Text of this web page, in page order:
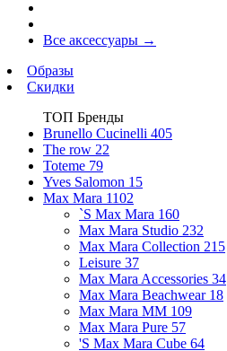
Все аксессуары →
Образы
Скидки
ТОП Бренды
Brunello Cucinelli 405
The row 22
Toteme 79
Yves Salomon 15
Max Mara 1102
`S Max Mara 160
Max Mara Studio 232
Max Mara Collection 215
Leisure 37
Max Mara Accessories 34
Max Mara Beachwear 18
Max Mara MM 109
Max Mara Pure 57
'S Max Mara Cube 64